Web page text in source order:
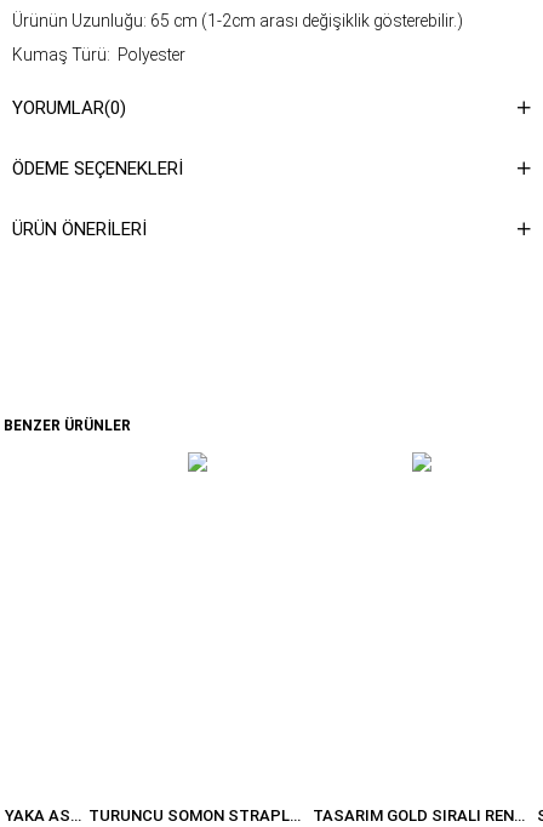
Ürünün Uzunluğu: 65 cm (1-2cm arası değişiklik gösterebilir.)
Kumaş Türü: Polyester
Yıkama Talimatı : Ürünün iç kısmında bulunan etiketten yıkama
talimatına ulaşabilirsiniz.
YORUMLAR(0)
ÖDEME SEÇENEKLERI
ÜRÜN ÖNERILERI
BENZER ÜRÜNLER
BEBE MAVISI KARE YAKA ASKILI ASTARLI PREMIUM KETEN DOKULU ELBISE TURUNCU SOMON STRAPLEZ KUŞAKLI DRAPELI PREMIUM TÜL ELBISE TASARIM GOLD SIRALI RENKLI TAŞLI AYARLANABILIR YÜZÜK